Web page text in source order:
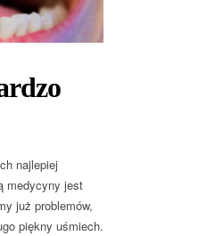
najlepiej
medycyny jest
już problemów,
piękny uśmiech.